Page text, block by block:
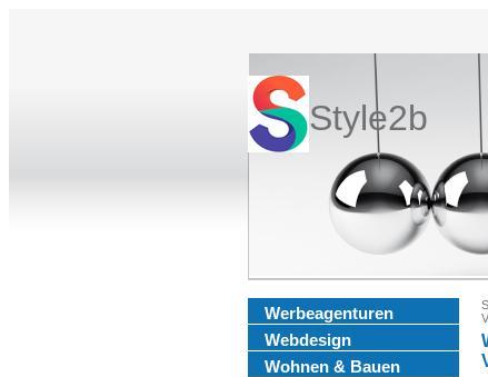
Style2b
Werbeagenturen
Webdesign
Wohnen & Bauen